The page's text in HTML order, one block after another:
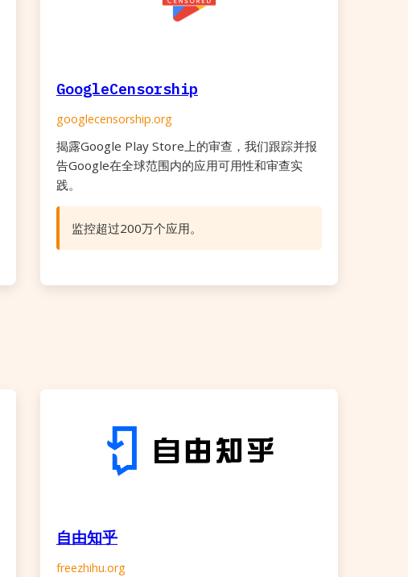
GoogleCensorship
googlecensorship.org
揭露Google Play Store上的审查，我们跟踪并报
告Google在全球范围内的应用可用性和审查实
践。
监控超过200万个应用。
自由知乎
freezhihu.org